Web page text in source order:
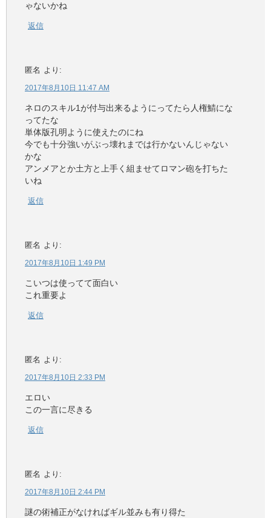
ゃないかね
返信
匿名 より:
2017年8月10日 11:47 AM
ネロのスキル1が付与出来るようにってたら人権鯖にな
ってたな
単体版孔明ように使えたのにね
今でも十分強いがぶっ壊れまでは行かないんじゃない
かな
アンメアとか土方と上手く組ませてロマン砲を打ちた
いね
返信
匿名 より:
2017年8月10日 1:49 PM
こいつは使ってて面白い
これ重要よ
返信
匿名 より:
2017年8月10日 2:33 PM
エロい
この一言に尽きる
返信
匿名 より:
2017年8月10日 2:44 PM
謎の術補正がなければギル並みも有り得た